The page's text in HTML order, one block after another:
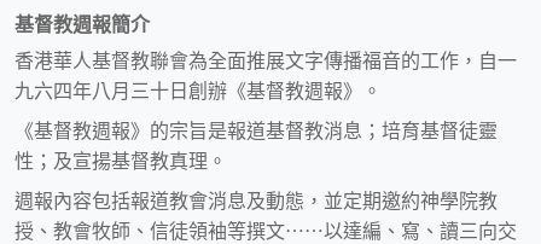
基督教週報簡介
香港華人基督教聯會為全面推展文字傳播福音的工作，自一
九六四年八月三十日創辦《基督教週報》。
《基督教週報》的宗旨是報道基督教消息；培育基督徒靈
性；及宣揚基督教真理。
週報內容包括報道教會消息及動態，並定期邀約神學院教
授、教會牧師、信徒領袖等撰文⋯⋯以達編、寫、讀三向交